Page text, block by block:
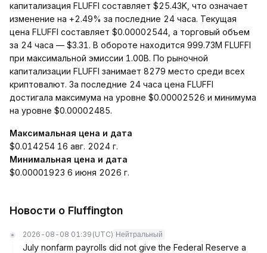
капитализация FLUFFI составляет $25.43K, что означает
изменение на +2.49% за последние 24 часа. Текущая
цена FLUFFI составляет $0.00002544, а торговый объем
за 24 часа — $3.31. В обороте находится 999.73M FLUFFI
при максимальной эмиссии 1.00B. По рыночной
капитализации FLUFFI занимает 8279 место среди всех
криптовалют. За последние 24 часа цена FLUFFI
достигала максимума на уровне $0.00002526 и минимума
на уровне $0.00002485.
Максимальная цена и дата
$0.014254 16 авг. 2024 г.
Минимальная цена и дата
$0.00001923 6 июня 2026 г.
Новости о Fluffington
2026-08-08 01:39 (UTC) Нейтральный
July nonfarm payrolls did not give the Federal Reserve a